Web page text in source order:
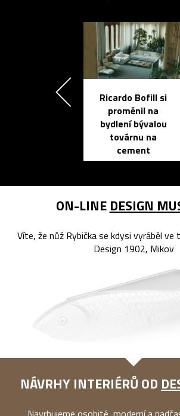
Ricardo Bofill si
proměnil na
bydlení bývalou
továrnu na
cement
ON-LINE DESIGN
Víte, že nůž Rybička se kdysi vyráběl ve
Design 1902, Mikov
NÁVRHY INTERIÉRŮ OD